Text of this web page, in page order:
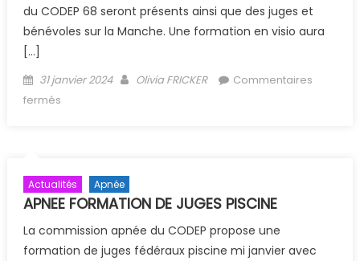
du CODEP 68 seront présents ainsi que des juges et
bénévoles sur la Manche. Une formation en visio aura
[…]
Posted on
31 janvier 2024 Author
Olivia FRICKER
Commentaires
fermés
Actualités Apnée
APNEE FORMATION DE JUGES PISCINE
La commission apnée du CODEP propose une
formation de juges fédéraux piscine mi janvier avec